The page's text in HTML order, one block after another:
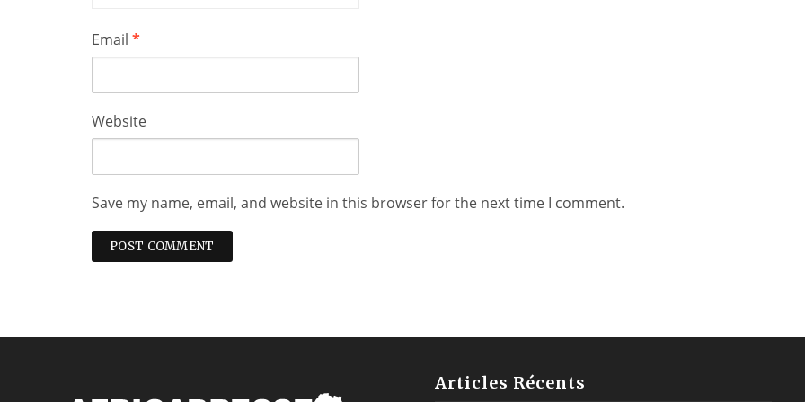
Email *
Website
Save my name, email, and website in this browser for the next time I comment.
Articles Récents